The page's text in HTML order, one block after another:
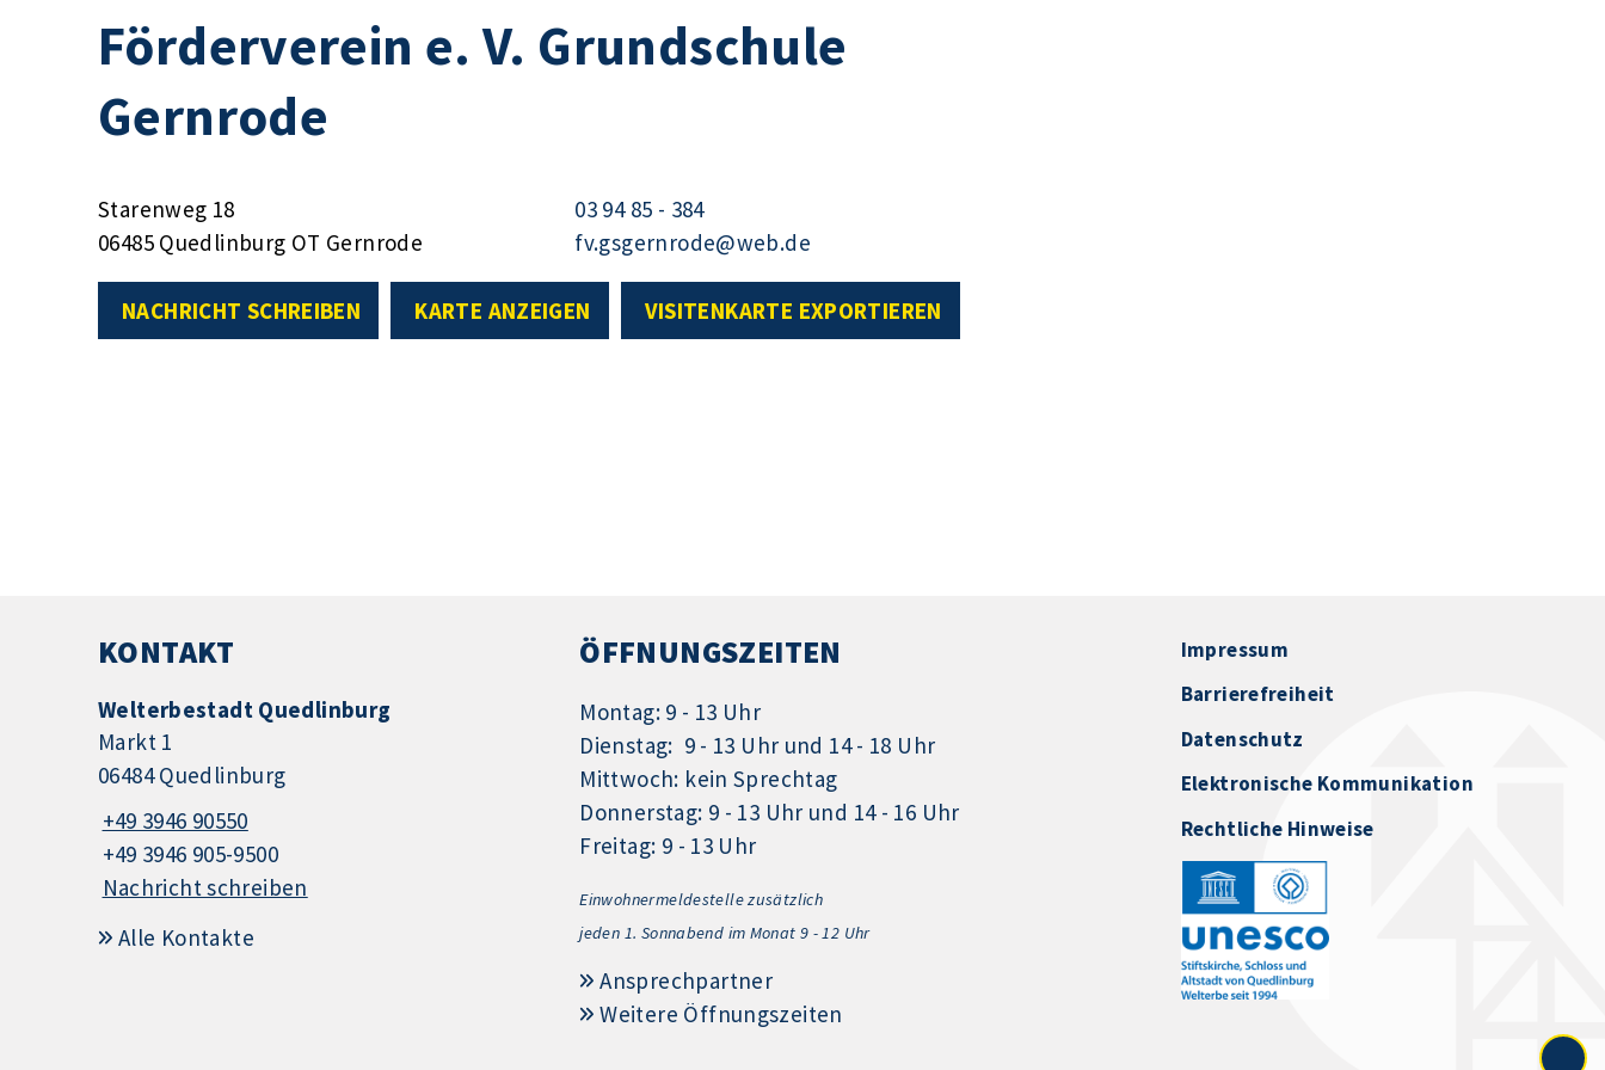
Förderverein e. V. Grundschule
Gernrode
Starenweg 18
06485 Quedlinburg OT Gernrode
03 94 85 - 384
fv.gsgernrode@web.de
NACHRICHT SCHREIBEN KARTE ANZEIGEN VISITENKARTE EXPORTIEREN
KONTAKT
Welterbestadt Quedlinburg
Markt 1
06484 Quedlinburg
+49 3946 90550
+49 3946 905-9500
Nachricht schreiben
Alle Kontakte
ÖFFNUNGSZEITEN
Montag: 9 - 13 Uhr
Dienstag: 9 - 13 Uhr und 14 - 18 Uhr
Mittwoch: kein Sprechtag
Donnerstag: 9 - 13 Uhr und 14 - 16 Uhr
Freitag: 9 - 13 Uhr
Einwohnermeldestelle zusätzlich
jeden 1. Sonnabend im Monat 9 - 12 Uhr
Ansprechpartner
Weitere Öffnungszeiten
Impressum
Barrierefreiheit
Datenschutz
Elektronische Kommunikation
Rechtliche Hinweise